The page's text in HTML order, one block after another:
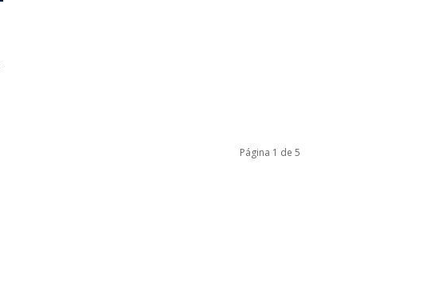
Página 1 de 5